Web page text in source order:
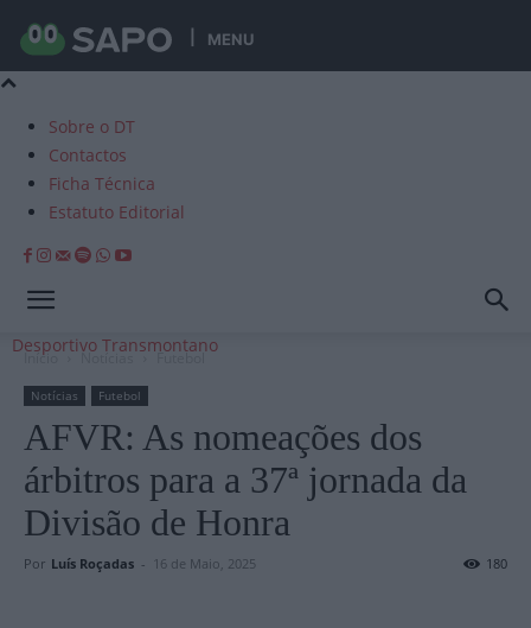
MENU
Sobre o DT
Contactos
Ficha Técnica
Estatuto Editorial
Desportivo Transmontano
Início Notícias Futebol
Notícias Futebol
AFVR: As nomeações dos
árbitros para a 37ª jornada da
Divisão de Honra
Por Luís Roçadas - 16 de Maio, 2025 180